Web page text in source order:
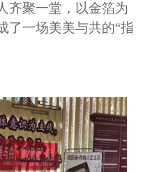
齐聚一堂，以金箔为
了一场美美与共的“指